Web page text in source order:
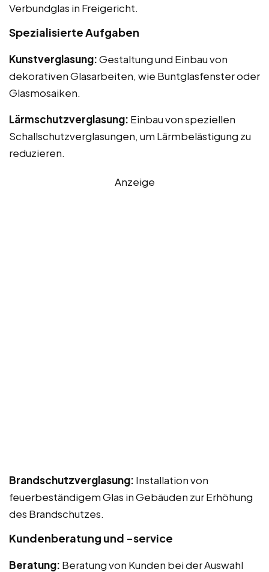
Verbundglas in Freigericht.
Spezialisierte Aufgaben
Kunstverglasung:Gestaltung und Einbau von
dekorativen Glasarbeiten, wie Buntglasfenster oder
Glasmosaiken.
Lärmschutzverglasung: Einbau von speziellen
Schallschutzverglasungen, um Lärmbelästigung zu
reduzieren.
Anzeige
Brandschutzverglasung: Installation von
feuerbeständigem Glas in Gebäuden zur Erhöhung
des Brandschutzes.
Kundenberatung und -service
Beratung: Beratung von Kunden bei der Auswahl